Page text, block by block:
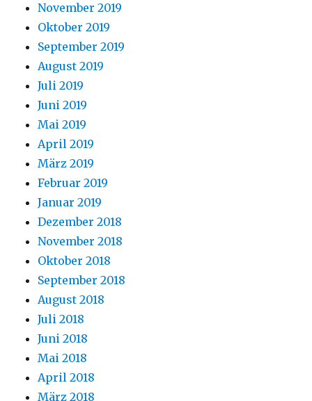
November 2019
Oktober 2019
September 2019
August 2019
Juli 2019
Juni 2019
Mai 2019
April 2019
März 2019
Februar 2019
Januar 2019
Dezember 2018
November 2018
Oktober 2018
September 2018
August 2018
Juli 2018
Juni 2018
Mai 2018
April 2018
März 2018